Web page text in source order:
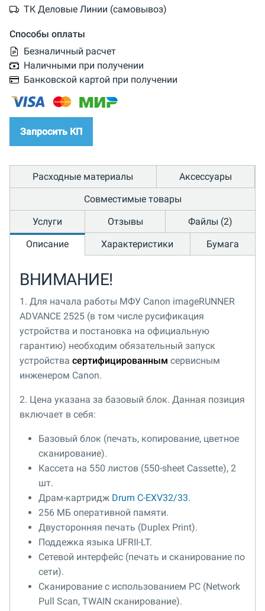
ТК Деловые Линии (самовывоз)
Способы оплаты
Безналичный расчет
Наличными при получении
Банковской картой при получении
Запросить КП
Расходные материалы
Аксессуары
Совместимые товары
Услуги
Отзывы
Файлы (2)
Описание
Характеристики Бумага
ВНИМАНИЕ!
1. Для начала работы МФУ Canon imageRUNNER
ADVANCE 2525 (в том числе русификация
устройства и постановка на официальную
гарантию) необходим обязательный запуск
устройства сертифицированным сервисным
инженером Canon.
2. Цена указана за базовый блок. Данная позиция
включает в себя:
Базовый блок (печать, копирование, цветное
сканирование).
Кассета на 550 листов (550-sheet Cassette), 2
шт.
Драм-картридж Drum C-EXV32/33.
256 МБ оперативной памяти.
Двусторонняя печать (Duplex Print).
Поддежка языка UFRII-LT.
Сетевой интерфейс (печать и сканирование по
сети).
Сканирование с использованием PC (Network
Pull Scan, TWAIN сканирование).